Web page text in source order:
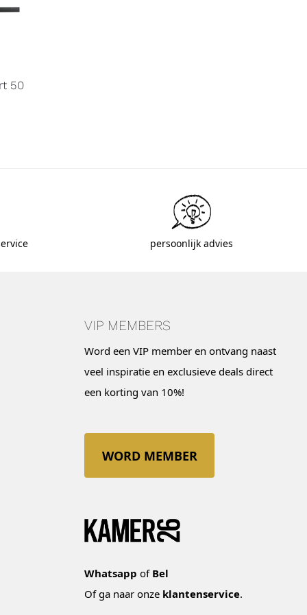
50
persoonlijk advies
VIP MEMBERS
Word een VIP member en ontvang naast
veel inspiratie en exclusieve deals direct
een korting van 10%!
WORD MEMBER
Whatsapp of Bel
Of ga naar onze klantenservice.